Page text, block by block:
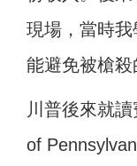
現場，當時
能避免被槍殺
川普後來就
of